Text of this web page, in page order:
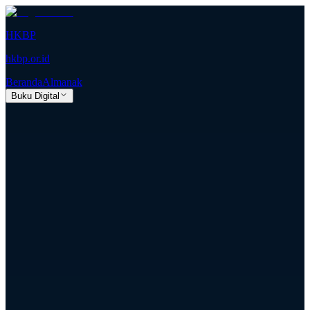
HKBP
hkbp.or.id
BerandaAlmanak
Buku Digital